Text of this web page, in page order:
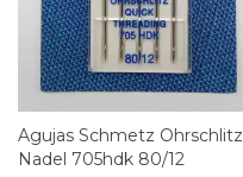
Agujas Schmetz Ohrschlitz
Nadel 705hdk 80/12